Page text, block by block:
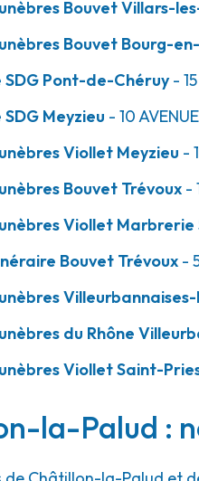
- Trévoux
Trévoux
04 74 08 16 39
écoute 24h/24 7j/7
et
Villeurbanne
04 72 37 55 64
Bouvet Villars-
Bouvet Bourg-
Pont-de-Chéruy- 15
Meyzieu - 10
Viollet Meyzieu -
Bouvet Trévoux -
Viollet Marbrerie
Bouvet Trévoux -
du Rhône
Viollet Saint-
la-Palud :